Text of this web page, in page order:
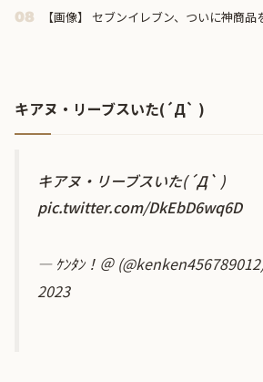
08 【画像】 セブンイレブン、ついに神商品
キアヌ・リーブスいた(´Д` )
キアヌ・リーブスいた(´Д` )
pic.twitter.com/DkEbD6wq6D
— ｹﾝﾀﾝ！＠
2023